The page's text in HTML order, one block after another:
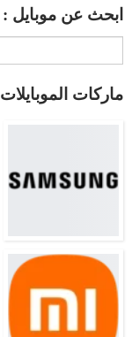
ابحث عن موبايل :
ماركات الموبايلات